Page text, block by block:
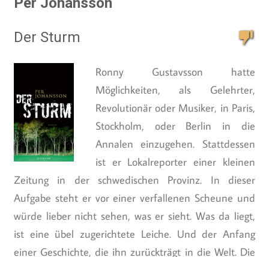
Der Sturm
Ronny Gustavsson hatte
Möglichkeiten, als Gelehrter,
Revolutionär oder Musiker, in Paris,
Stockholm, oder Berlin in die
Annalen einzugehen. Stattdessen
ist er Lokalreporter einer kleinen
Zeitung in der schwedischen Provinz. In dieser
Aufgabe steht er vor einer verfallenen Scheune und
würde lieber nicht sehen, was er sieht. Was da liegt,
ist eine übel zugerichtete Leiche. Und der Anfang
einer Geschichte, die ihn zurückträgt in die Welt. Die